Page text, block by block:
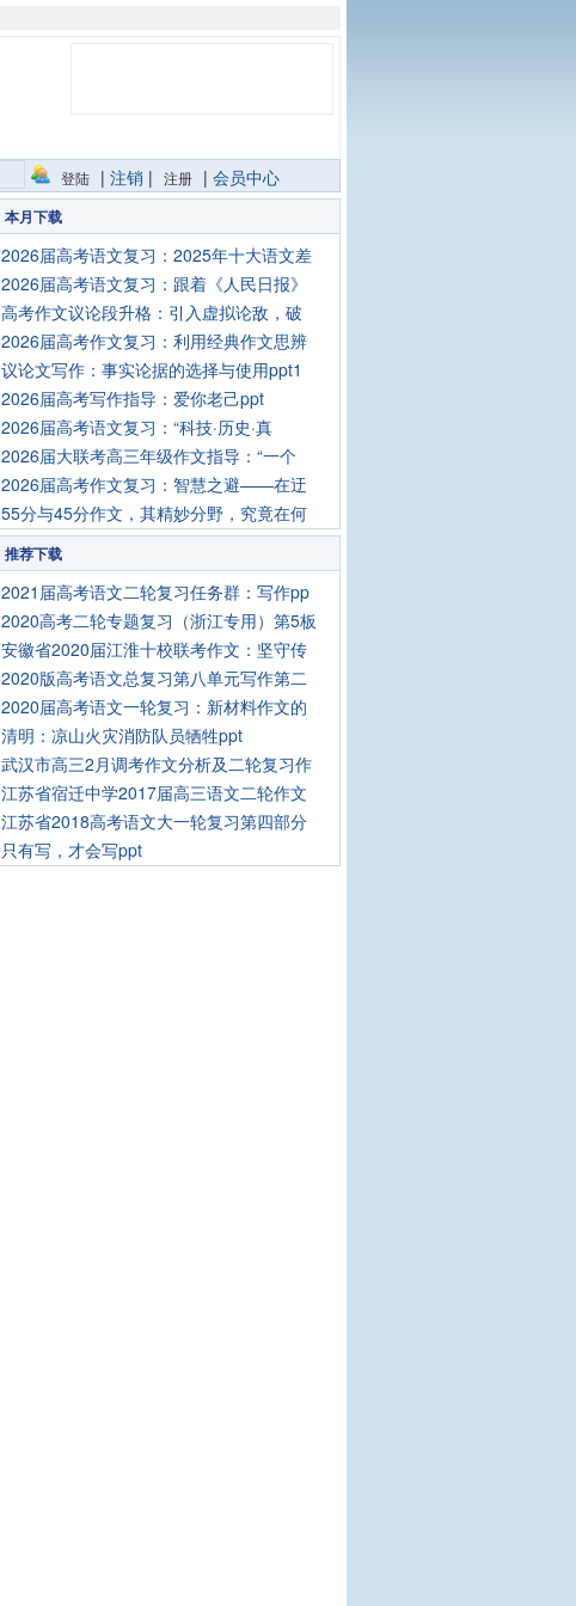
登陆 | 注销 | 注册 | 会员中心
本月下载
2026届高考语文复习：2025年十大语文差
2026届高考语文复习：跟着《人民日报》
高考作文议论段升格：引入虚拟论敌，破
2026届高考作文复习：利用经典作文思辨
议论文写作：事实论据的选择与使用ppt1
2026届高考写作指导：爱你老己ppt
2026届高考语文复习：“科技·历史·真
2026届大联考高三年级作文指导：“一个
2026届高考作文复习：智慧之避——在迂
55分与45分作文，其精妙分野，究竟在何
推荐下载
2021届高考语文二轮复习任务群：写作pp
2020高考二轮专题复习（浙江专用）第5板
安徽省2020届江淮十校联考作文：坚守传
2020版高考语文总复习第八单元写作第二
2020届高考语文一轮复习：新材料作文的
清明：凉山火灾消防队员牺牲ppt
武汉市高三2月调考作文分析及二轮复习作
江苏省宿迁中学2017届高三语文二轮作文
江苏省2018高考语文大一轮复习第四部分
只有写，才会写ppt